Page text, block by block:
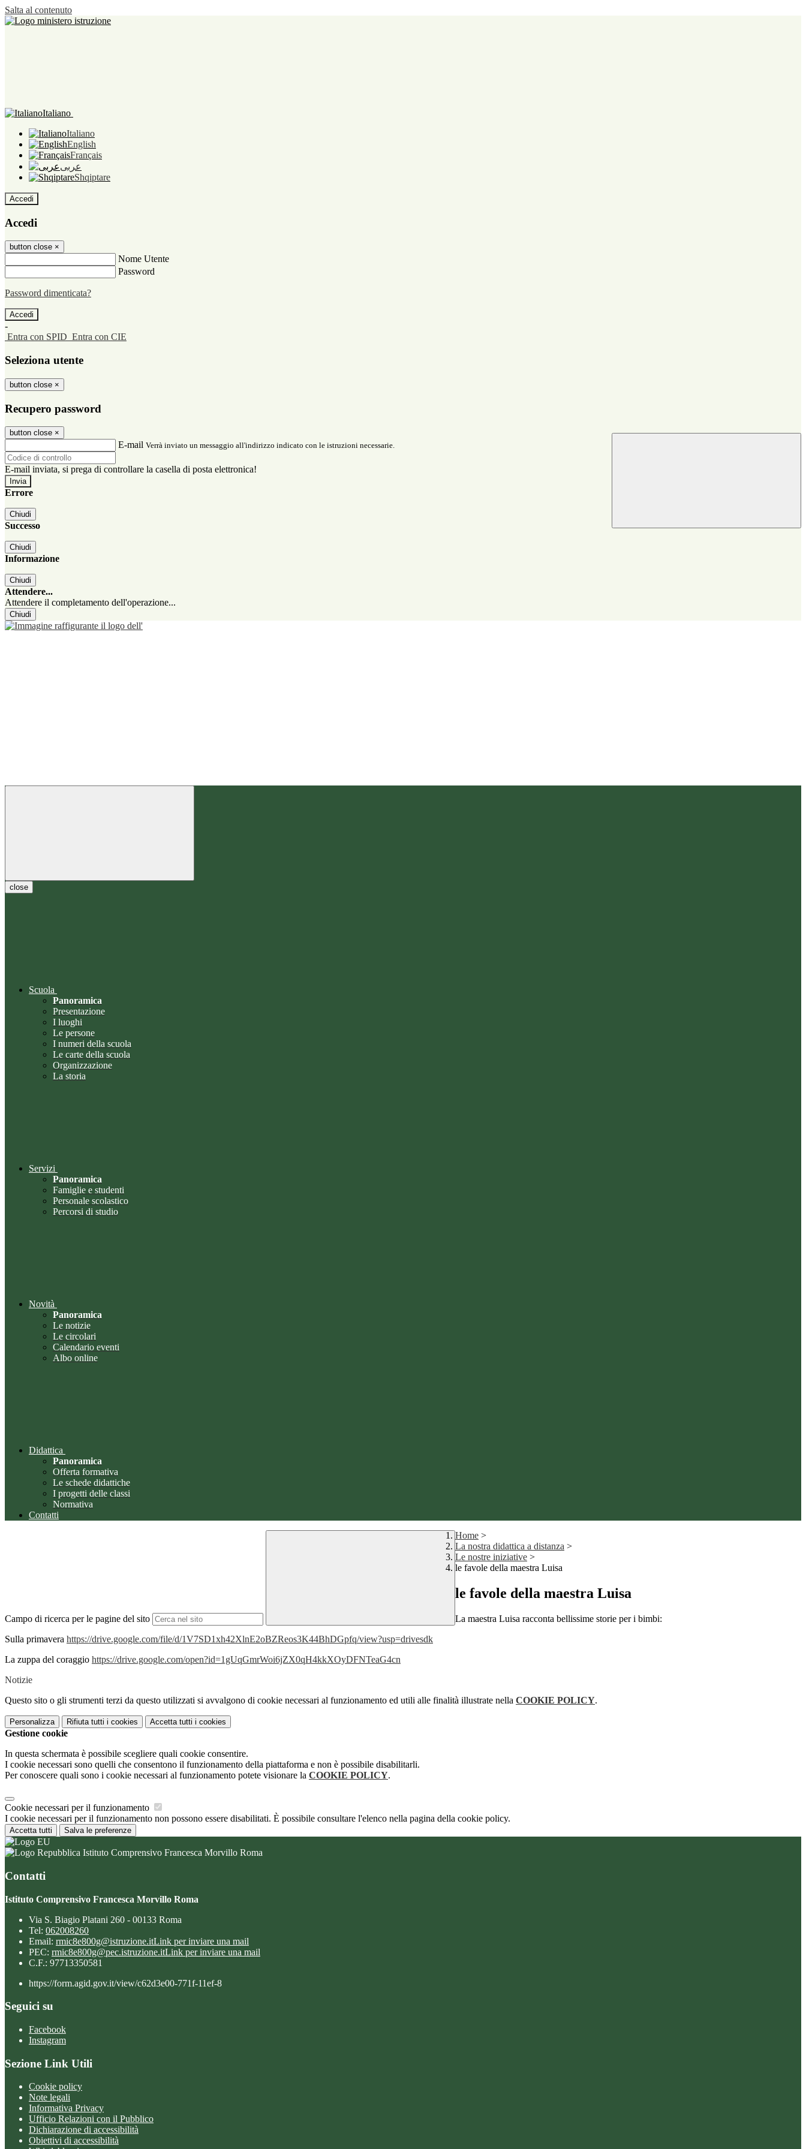
Salta al contenuto
Italiano
Italiano
English
Français
عربى
Shqiptare
Accedi
Accedi
button close ×
Nome Utente
Password
Password dimenticata?
-
Entra con SPID Entra con CIE
Seleziona utente
button close ×
Recupero password
button close ×
E-mail Verrà inviato un messaggio all'indirizzo indicato con le istruzioni necessarie.
E-mail inviata, si prega di controllare la casella di posta elettronica!
Errore
Chiudi
Successo
Chiudi
Informazione
Chiudi
Attendere...
Attendere il completamento dell'operazione...
Chiudi
close
Scuola
Panoramica
Presentazione
I luoghi
Le persone
I numeri della scuola
Le carte della scuola
Organizzazione
La storia
Servizi
Panoramica
Famiglie e studenti
Personale scolastico
Percorsi di studio
Novità
Panoramica
Le notizie
Le circolari
Calendario eventi
Albo online
Didattica
Panoramica
Offerta formativa
Le schede didattiche
I progetti delle classi
Normativa
Contatti
Campo di ricerca per le pagine del sito
Home >
La nostra didattica a distanza >
Le nostre iniziative >
le favole della maestra Luisa
le favole della maestra Luisa
La maestra Luisa racconta bellissime storie per i bimbi:
Sulla primavera https://drive.google.com/file/d/1V7SD1xh42XlnE2oBZReos3K44BhDGpfq/view?usp=drivesdk
La zuppa del coraggio https://drive.google.com/open?id=1gUqGmrWoi6jZX0qH4kkXOyDFNTeaG4cn
Notizie
Questo sito o gli strumenti terzi da questo utilizzati si avvalgono di cookie necessari al funzionamento ed utili alle finalità illustrate nella COOKIE POLICY.
Personalizza Rifiuta tutti i cookies Accetta tutti i cookies
Gestione cookie
In questa schermata è possibile scegliere quali cookie consentire.
I cookie necessari sono quelli che consentono il funzionamento della piattaforma e non è possibile disabilitarli.
Per conoscere quali sono i cookie necessari al funzionamento potete visionare la COOKIE POLICY.
Cookie necessari per il funzionamento
I cookie necessari per il funzionamento non possono essere disabilitati. È possibile consultare l'elenco nella pagina della cookie policy.
Accetta tutti Salva le preferenze
Istituto Comprensivo Francesca Morvillo Roma
Contatti
Istituto Comprensivo Francesca Morvillo Roma
Via S. Biagio Platani 260 - 00133 Roma
Tel: 062008260
Email: rmic8e800g@istruzione.itLink per inviare una mail
PEC: rmic8e800g@pec.istruzione.itLink per inviare una mail
C.F.: 97713350581
https://form.agid.gov.it/view/c62d3e00-771f-11ef-8
Seguici su
Facebook
Instagram
Sezione Link Utili
Cookie policy
Note legali
Informativa Privacy
Ufficio Relazioni con il Pubblico
Dichiarazione di accessibilità
Obiettivi di accessibilità